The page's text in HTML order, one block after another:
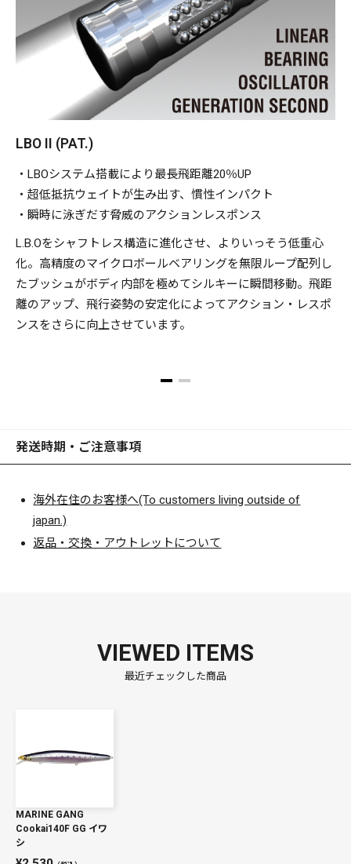
の高い卓越したアクションでラフウォーターを泳ぎきりま
す。
LBO II (PAT.)
・LBOシステム搭載により最長飛距離20％UP
・超低抵抗ウェイトが生み出す、慣性インパクト
・瞬時に泳ぎだす脅威のアクションレスポンス
L.B.Oをシャフトレス構造に進化させ、よりいっそう低重心
化。高精度のマイクロボールベアリングを無限ループ配列し
たブッシュがボディ内部を極めてシルキーに瞬間移動。飛距
離のアップ、飛行姿勢の安定化によってアクション・レスポ
ンスをさらに向上させています。
発送時期・ご注意事項
海外在住のお客様へ(To customers living outside of
japan.)
返品・交換・アウトレットについて
VIEWED ITEMS
最近チェックした商品
MARINE GANG
Cookai140F GG イワ
シ